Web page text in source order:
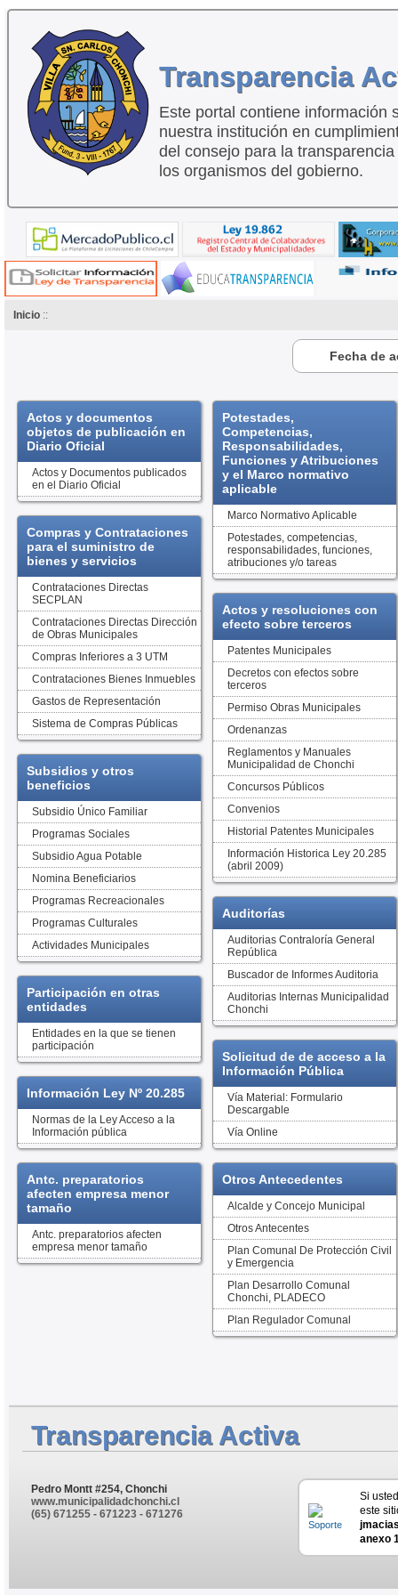
Transparencia
Este portal contiene información
nuestra institución en
del consejo para la
los organismos del gobierno.
Inicio::
Fecha de
Actos y documentos
objetos de publicación en
Diario Oficial
Actos y Documentos publicados
en el Diario Oficial
Potestades,
Competencias,
Responsabilidades,
Funciones y Atribuciones
y el Marco normativo
aplicable
Marco Normativo Aplicable
Potestades, competencias,
responsabilidades, funciones,
atribuciones y/o tareas
Compras y Contrataciones
para el suministro de
bienes y servicios
Contrataciones Directas
SECPLAN
Contrataciones Directas Dirección
de Obras Municipales
Compras Inferiores a 3 UTM
Contrataciones Bienes Inmuebles
Gastos de Representación
Sistema de Compras Públicas
Actos y resoluciones con
efecto sobre terceros
Patentes Municipales
Decretos con efectos sobre
terceros
Permiso Obras Municipales
Ordenanzas
Reglamentos y Manuales
Municipalidad de Chonchi
Concursos Públicos
Convenios
Historial Patentes Municipales
Información Historica Ley 20.285
(abril 2009)
Subsidios y otros
beneficios
Subsidio Único Familiar
Programas Sociales
Subsidio Agua Potable
Nomina Beneficiarios
Programas Recreacionales
Programas Culturales
Actividades Municipales
Auditorías
Auditorias Contraloría General
República
Buscador de Informes Auditoria
Auditorias Internas Municipalidad
Chonchi
Participación en otras
entidades
Entidades en la que se tienen
participación
Solicitud de de acceso a la
Información Pública
Vía Material: Formulario
Descargable
Vía Online
Información Ley Nº 20.285
Normas de la Ley Acceso a la
Información pública
Antc. preparatorios
afecten empresa menor
tamaño
Antc. preparatorios afecten
empresa menor tamaño
Otros Antecedentes
Alcalde y Concejo Municipal
Otros Antecentes
Plan Comunal De Protección Civil
y Emergencia
Plan Desarrollo Comunal
Chonchi, PLADECO
Plan Regulador Comunal
Transparencia Activa
Pedro Montt #254, Chonchi
www.municipalidadchonchi.cl
(65) 671255 - 671223 - 671276
Si
este
anexo